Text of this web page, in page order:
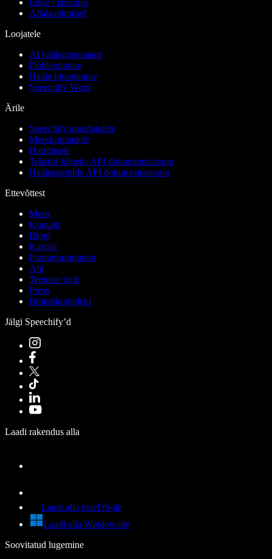
Allalaadimised
Loojatele
AI häälegeneraator
Dubleerimine
Hääle kloonimine
Speechify Work
Ärile
Speechify arendajatele
Meeskondadele
Haridusele
Tekstist kõneks API dokumentatsioon
Hääleagentide API dokumentatsioon
Ettevõttest
Meist
Kontakt
Blogi
Karjäär
Partnerprogramm
Abi
Teenuse olek
Press
Brändikomplekt
Jälgi Speechify’d
Laadi rakendus alla
Laadi alla macOS-ile
Laadi alla Windowsile
Soovitatud lugemine